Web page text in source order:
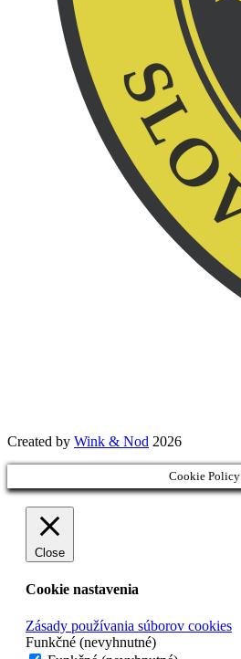
Created by Wink & Nod 2026
Cookie Policy
Close
Cookie nastavenia
Zásady používania súborov cookies
Funkčné (nevyhnutné)